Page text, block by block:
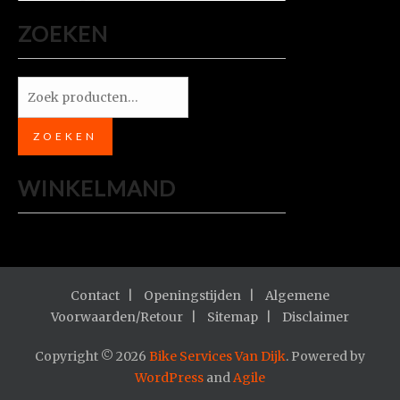
ZOEKEN
Zoeken
ZOEKEN
WINKELMAND
Contact Openingstijden
Algemene
Voorwaarden/Retour
Sitemap Disclaimer
Copyright © 2026 Bike Services Van Dijk. Powered by
WordPress andAgile